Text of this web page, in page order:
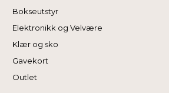
Bokseutstyr
Elektronikk og Velvære
Klær og sko
Gavekort
Outlet